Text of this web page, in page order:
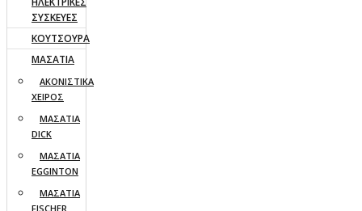
ΣΥΣΚΕΥΕΣ
ΚΟΥΤΣΟΥΡΑ
ΜΑΣΑΤΙΑ
ΑΚΟΝΙΣΤΙΚΑ
ΧΕΙΡΟΣ
ΜΑΣΑΤΙΑ
DICK
ΜΑΣΑΤΙΑ
EGGINTON
ΜΑΣΑΤΙΑ
FISCHER